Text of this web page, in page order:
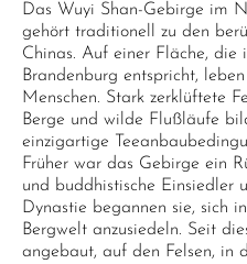
Das Wuyi Shan-Gebirge im
gehört traditionell zu den
Chinas. Auf einer Fläche, die
Brandenburg entspricht,
Menschen. Stark zerklüftete
Berge und wilde Flußläufe
einzigartige
Früher war das Gebirge ein
und buddhistische Einsiedler
Dynastie begannen sie, sich
Bergwelt anzusiedeln. Seit
angebaut, auf den Felsen, in